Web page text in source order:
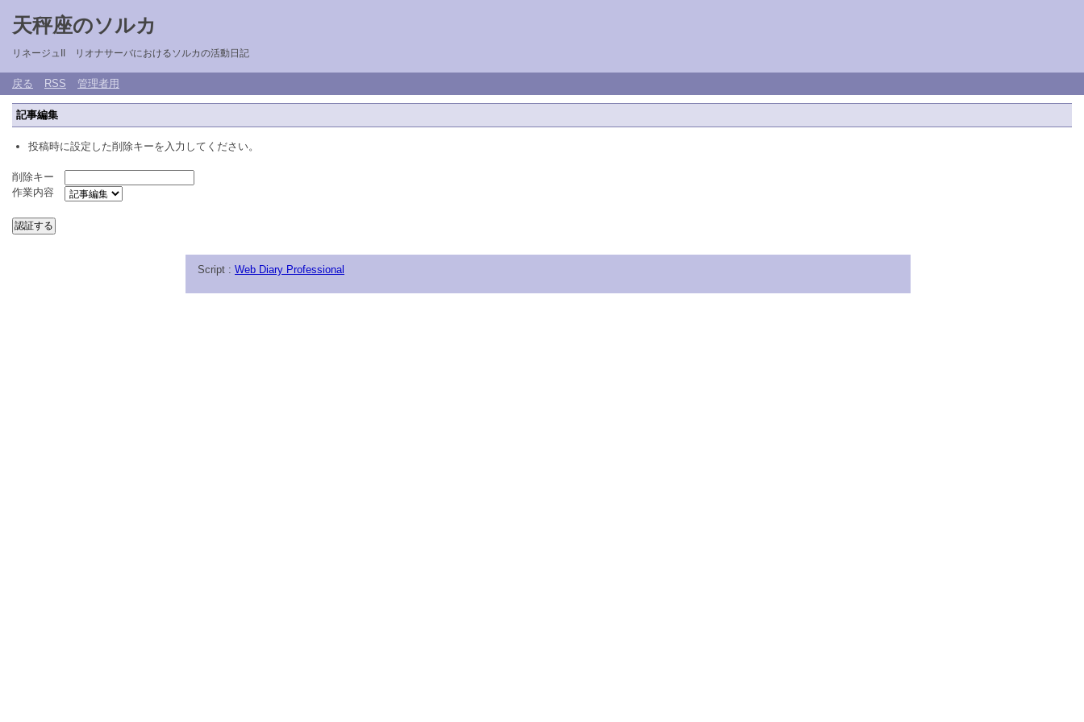
天秤座のソルカ
リネージュII リオナサーバにおけるソルカの活動日記
戻る RSS 管理者用
記事編集
投稿時に設定した削除キーを入力してください。
削除キー
作業内容
Script : Web Diary Professional